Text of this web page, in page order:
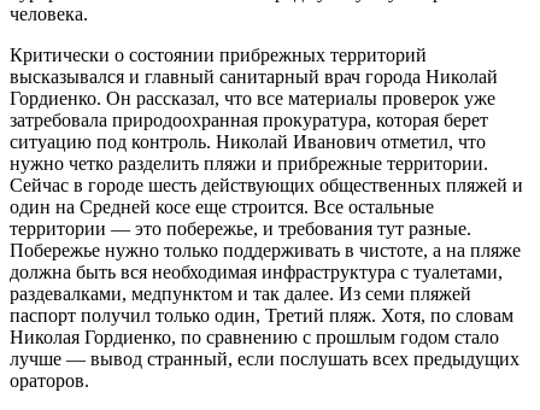
человека.
Критически о состоянии прибрежных территорий
высказывался и главный санитарный врач города Николай
Гордиенко. Он рассказал, что все материалы проверок уже
затребовала природоохранная прокуратура, которая берет
ситуацию под контроль. Николай Иванович отметил, что
нужно четко разделить пляжи и прибрежные территории.
Сейчас в городе шесть действующих общественных пляжей и
один на Средней косе еще строится. Все остальные
территории — это побережье, и требования тут разные.
Побережье нужно только поддерживать в чистоте, а на пляже
должна быть вся необходимая инфраструктура с туалетами,
раздевалками, медпунктом и так далее. Из семи пляжей
паспорт получил только один, Третий пляж. Хотя, по словам
Николая Гордиенко, по сравнению с прошлым годом стало
лучше — вывод странный, если послушать всех предыдущих
ораторов.